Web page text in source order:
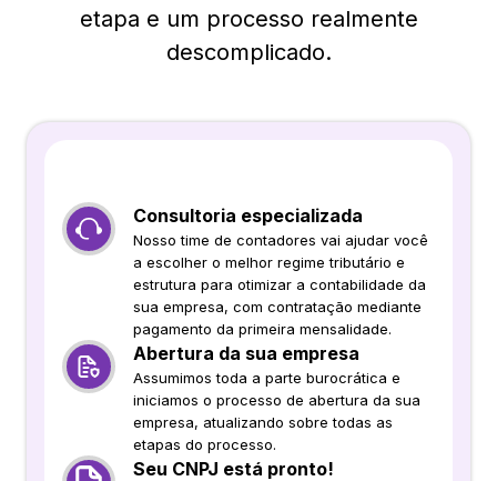
etapa e um processo realmente
descomplicado.
Consultoria especializada
Nosso time de contadores vai ajudar você
a escolher o melhor regime tributário e
estrutura para otimizar a contabilidade da
sua empresa, com contratação mediante
pagamento da primeira mensalidade.
Abertura da sua empresa
Assumimos toda a parte burocrática e
iniciamos o processo de abertura da sua
empresa, atualizando sobre todas as
etapas do processo.
Seu CNPJ está pronto!